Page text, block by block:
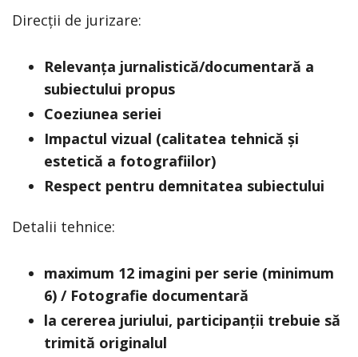
Direcții de jurizare:
Relevanța jurnalistică/documentară a
subiectului propus
Coeziunea seriei
Impactul vizual (calitatea tehnică și
estetică a fotografiilor)
Respect pentru demnitatea subiectului
Detalii tehnice:
maximum 12 imagini per serie (minimum
6) / Fotografie documentară
la cererea juriului, participanții trebuie să
trimită originalul